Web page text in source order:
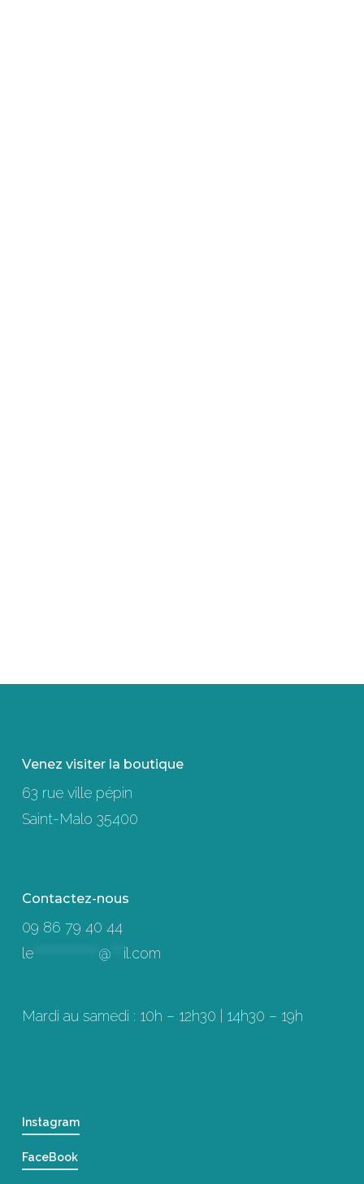
Venez visiter la boutique
63 rue ville pépin
Saint-Malo 35400
Contactez-nous
09 86 79 40 44
le**************** @ il.com
Mardi au samedi : 10h – 12h30 | 14h30 – 19h
Instagram
FaceBook